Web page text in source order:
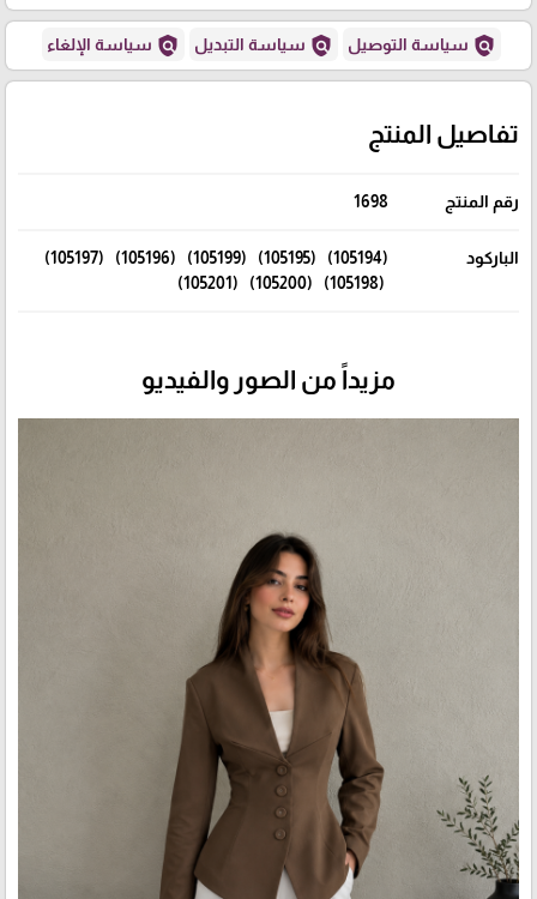
policy سياسة التوصيل policy سياسة التبديل policy سياسة الإلغاء
تفاصيل المنتج
رقم المنتج 1698
الباركود
(105194) (105195) (105199) (105196) (105197)
(105198) (105200) (105201)
مزيداً من الصور والفيديو